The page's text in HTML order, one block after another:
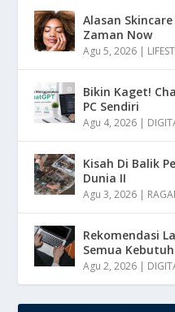
Alasan
Zaman Now
Agu 5, 2026 |
Bikin Kaget!
PC Sendiri
Agu 4, 2026 |
Kisah Di Balik
Dunia II
Agu 3, 2026 |
Rekomendasi
Semua
Agu 2, 2026 |